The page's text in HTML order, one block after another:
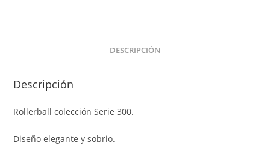
DESCRIPCIÓN
Descripción
Rollerball colección Serie 300.
Diseño elegante y sobrio.